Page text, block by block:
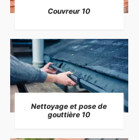
Couvreur 10
Nettoyage et pose de
gouttière 10